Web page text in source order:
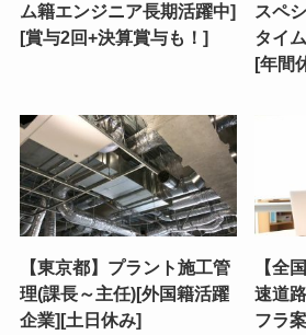
ム籍エンジニア長期活躍中]
[賞与2回+決算賞与も！]
スペ
タイ
[年間
【東京都】プラント施工管
理(課長～主任)[外国籍活躍
企業][土日休み]
【全
速道
フラ